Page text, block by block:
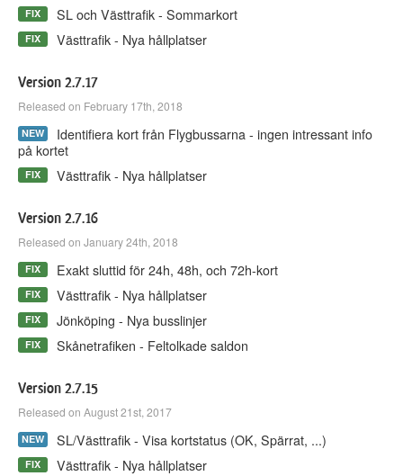
FIX SL och Västtrafik - Sommarkort
FIX Västtrafik - Nya hållplatser
Version 2.7.17
Released on February 17th, 2018
NEW
Identifiera kort från Flygbussarna - ingen intressant info
på kortet
FIX Västtrafik - Nya hållplatser
Version 2.7.16
Released on January 24th, 2018
FIX Exakt sluttid för 24h, 48h, och 72h-kort
FIX Västtrafik - Nya hållplatser
FIX Jönköping - Nya busslinjer
FIX Skånetrafiken - Feltolkade saldon
Version 2.7.15
Released on August 21st, 2017
NEW SL/Västtrafik - Visa kortstatus (OK, Spärrat, ...)
FIX Västtrafik - Nya hållplatser